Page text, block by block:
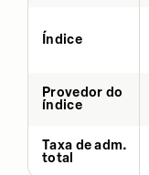
Índice
Provedor do
índice
Taxa de adm.
total